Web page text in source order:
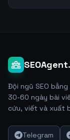
Đội ngũ SEO
30-60 ngày bài
cứu, viết và xuất
Telegram